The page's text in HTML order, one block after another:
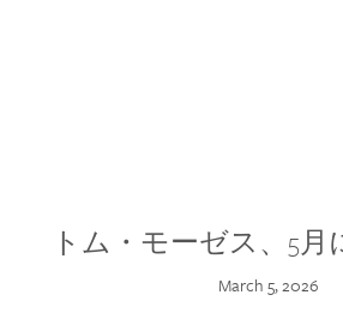
トム・モーゼス、5月
March 5, 2026